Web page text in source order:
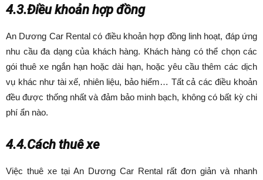
4.3.Điều khoản hợp đồng
An Dương Car Rental có điều khoản hợp đồng linh hoạt, đáp ứng
nhu cầu đa dạng của khách hàng. Khách hàng có thể chọn các
gói thuê xe ngắn hạn hoặc dài hạn, hoặc yêu cầu thêm các dịch
vụ khác như tài xế, nhiên liệu, bảo hiểm… Tất cả các điều khoản
đều được thống nhất và đảm bảo minh bạch, không có bất kỳ chi
phí ẩn nào.
4.4.Cách thuê xe
Việc thuê xe tại An Dương Car Rental rất đơn giản và nhanh